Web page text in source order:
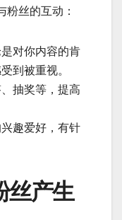
粉丝的互动：
对你内容的肯
到被重视。
抽奖等，提高
趣爱好，有针
丝产生